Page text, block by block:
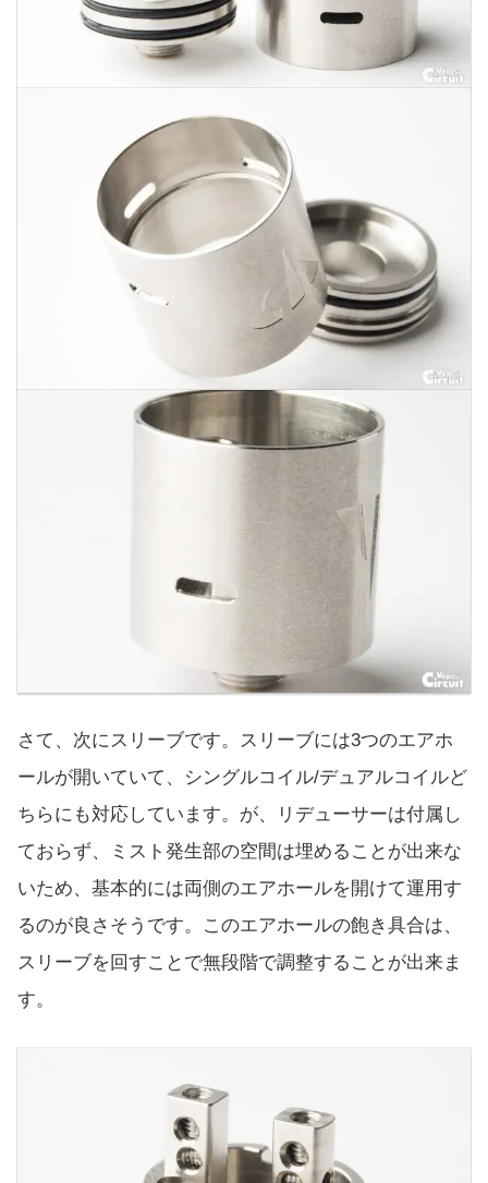
さて、次にスリーブです。スリーブには3つのエアホ
ールが開いていて、シングルコイル/デュアルコイルど
ちらにも対応しています。が、リデューサーは付属し
ておらず、ミスト発生部の空間は埋めることが出来な
いため、基本的には両側のエアホールを開けて運用す
るのが良さそうです。このエアホールの飽き具合は、
スリーブを回すことで無段階で調整することが出来ま
す。